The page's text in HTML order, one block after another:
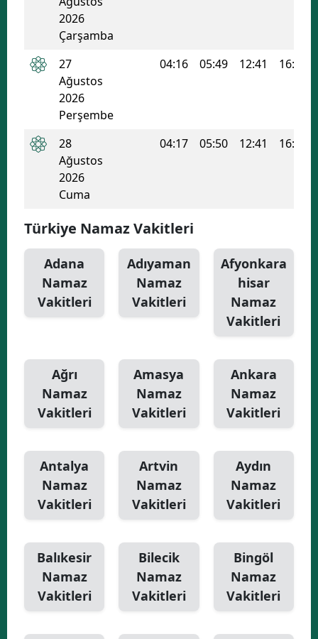
Karaman
Bartın
Ardahan
Iğdır
Karabük
Düzce
2026
Çarşamba
27
Ağustos
2026
Perşembe
04:16 05:49 12:41 16:25
28
Ağustos
2026
Cuma
04:17 05:50 12:41 16:24
Türkiye Namaz Vakitleri
Adana
Namaz
Vakitleri
Adıyaman
Namaz
Vakitleri
Afyonkara
hisar
Namaz
Vakitleri
Ağrı
Namaz
Vakitleri
Amasya
Namaz
Vakitleri
Ankara
Namaz
Vakitleri
Antalya
Namaz
Vakitleri
Artvin
Namaz
Vakitleri
Aydın
Namaz
Vakitleri
Balıkesir
Namaz
Vakitleri
Bilecik
Namaz
Vakitleri
Bingöl
Namaz
Vakitleri